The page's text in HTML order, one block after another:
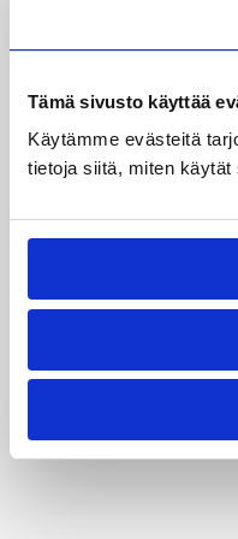
Tämä sivusto käyttää
Käytämme evästeitä
tietoja siitä, miten käytät